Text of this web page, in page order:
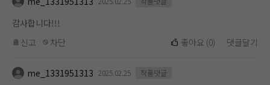
감사합니다!!!
신고
차단 좋아요 (0) 댓글달기
me_1331951313 2025.02.25 작품댓글